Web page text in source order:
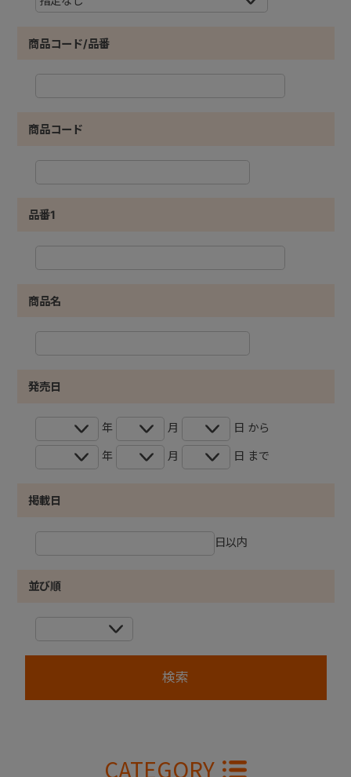
商品コード/品番
商品コード
品番1
商品名
発売日
年 月 日 から
年 月 日 まで
掲載日
日以内
並び順
CATEGORY